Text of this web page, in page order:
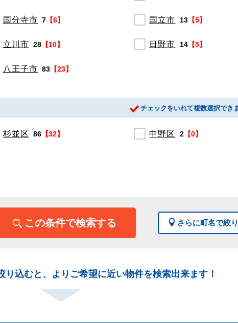
国分寺市 7 【6】 国立市 13【5】
立川市 28 【10】 日野市 14【5】
八王子市 83 【23】
チェックをいれて複数選択でき
杉並区 86 【32】 中野区 2【0】
この条件で検索する さらに町名で絞
り込むと、よりご希望に近い物件を検索出来ます！